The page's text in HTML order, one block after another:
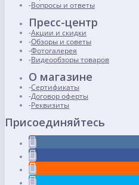
Вопросы и ответы
Пресс-центр
Акции и скидки
Обзоры и советы
Фотогалерея
Видеообзоры товаров
О магазине
Сертификаты
Договор оферты
Реквизиты
Присоединяйтесь